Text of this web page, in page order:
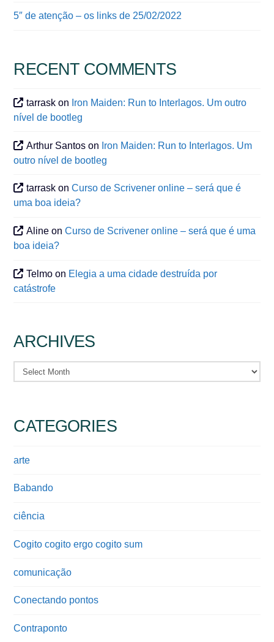
5″ de atenção – os links de 25/02/2022
RECENT COMMENTS
tarrask on Iron Maiden: Run to Interlagos. Um outro
nível de bootleg
Arthur Santos on Iron Maiden: Run to Interlagos. Um
outro nível de bootleg
tarrask onCurso de Scrivener online – será que é
uma boa ideia?
Aline onCurso de Scrivener online – será que é uma
boa ideia?
Telmo on Elegia a uma cidade destruída por
catástrofe
ARCHIVES
Archives
CATEGORIES
arte
Babando
ciência
Cogito cogito ergo cogito sum
comunicação
Conectando pontos
Contraponto